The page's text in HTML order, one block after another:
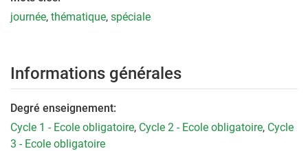
journée, thématique, spéciale
Informations générales
Degré enseignement:
Cycle 1 - Ecole obligatoire, Cycle 2 - Ecole obligatoire, Cycle
3 - Ecole obligatoire